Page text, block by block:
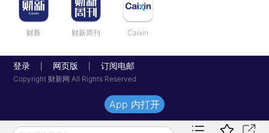
财新 财新周刊 Caixin
登录 网页版 订阅电邮
Copyright 财新网 All Rights Reserved
App 内打开